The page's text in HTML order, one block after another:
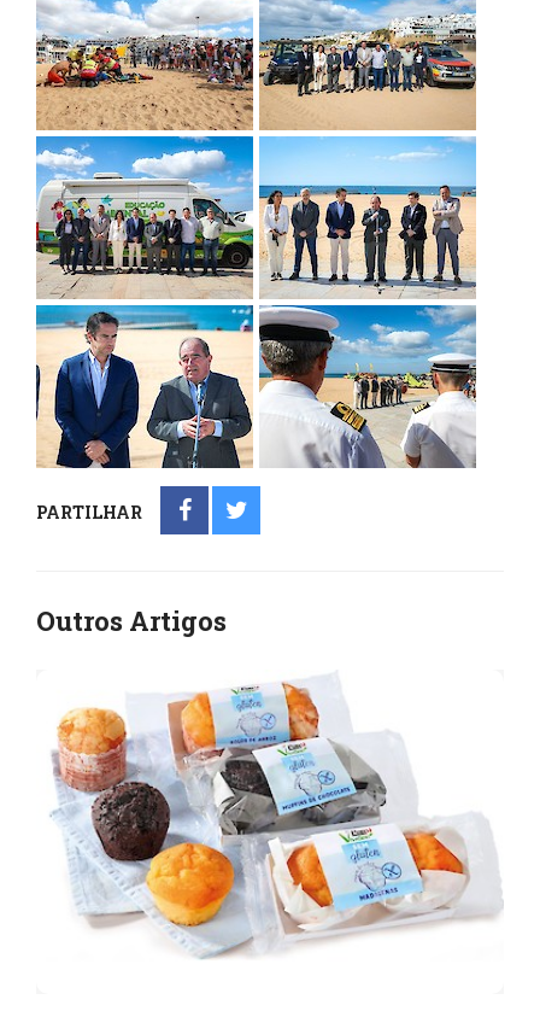
PARTILHAR
Outros Artigos